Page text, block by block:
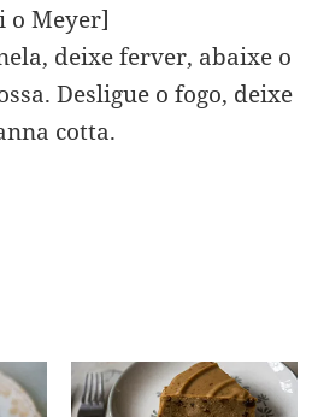
o Meyer]
deixe ferver, abaixe o
Desligue o fogo, deixe
cotta.